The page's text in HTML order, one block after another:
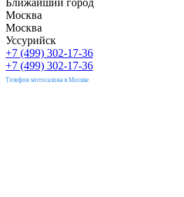
Ближайший город
Москва
Москва
Уссурийск
+7 (499) 302-17-36
+7 (499) 302-17-36
Телефон мотосалона в Москве